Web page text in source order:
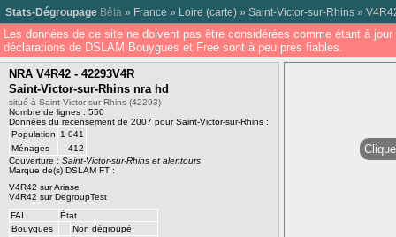
Stats-Dégroupage Bêta » France » Loire (carte) » Saint-Victor-sur-Rhins »
Les données de ce site ne doivent pas être considérées comme étant à
déclarations de DSLAM Bouygues et Free sont à peu près fiables.
NRA V4R42 - 42293V4R
Saint-Victor-sur-Rhins nra hd
situé à Saint-Victor-sur-Rhins (42293)
Nombre de lignes : 550
Données du recensement de 2007 pour Saint-Victor-sur-Rhins :
Population
1 041
Ménages
412
Couverture : Saint-Victor-sur-Rhins et alentours
Marque de(s) DSLAM FT :
V4R42 sur Ariase
V4R42 sur DegroupTest
FAI
État
Bouygues
Non dégroupé